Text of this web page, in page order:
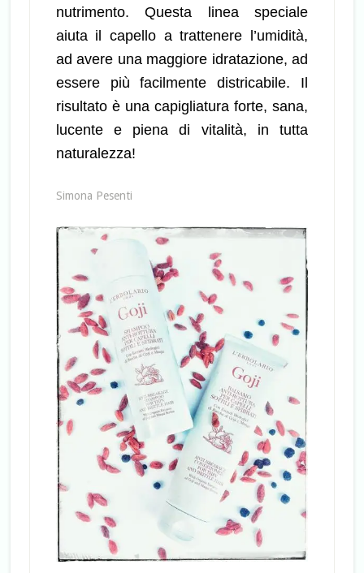
nutrimento.Questa linea speciale
aiuta il capello a trattenere l’umidità,
ad avere una maggiore idratazione, ad
essere più facilmente districabile. Il
risultato è una capigliatura forte, sana,
lucente e piena di vitalità, in tutta
naturalezza!
Simona Pesenti